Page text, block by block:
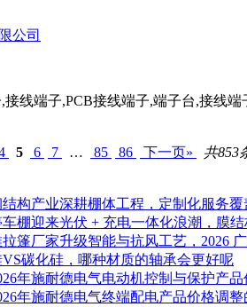
公司
接线端子,PCB接线端子,端子台,接线
5 6 7 … 85 86 下一页» 共853
构产业深耕棚体工程，定制化服务覆
棚迎来光伏 + 充电一体化浪潮，膜
篷厂家升级智能与抗风工艺，2026
碳化硅，哪种材质的轴承会更好呢
年施耐德电气电动机控制与保护产
年施耐德电气终端配电产品价格调整